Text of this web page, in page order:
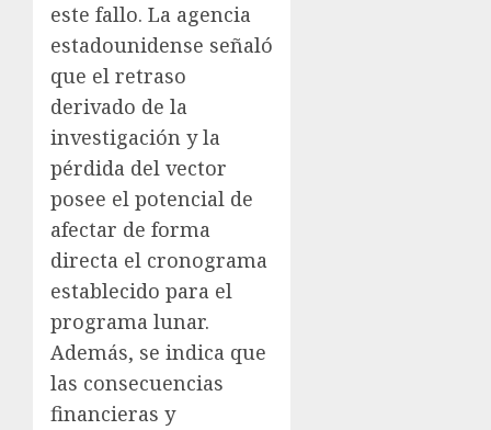
este fallo. La agencia
estadounidense señaló
que el retraso
derivado de la
investigación y la
pérdida del vector
posee el potencial de
afectar de forma
directa el cronograma
establecido para el
programa lunar.
Además, se indica que
las consecuencias
financieras y